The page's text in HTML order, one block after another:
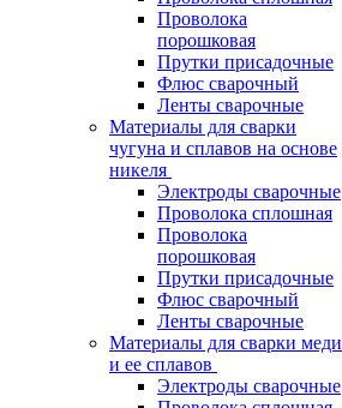
Проволока
порошковая
Прутки присадочные
Флюс сварочный
Ленты сварочные
Материалы для сварки
чугуна и сплавов на основе
никеля
Электроды сварочные
Проволока сплошная
Проволока
порошковая
Прутки присадочные
Флюс сварочный
Ленты сварочные
Материалы для сварки меди
и ее сплавов
Электроды сварочные